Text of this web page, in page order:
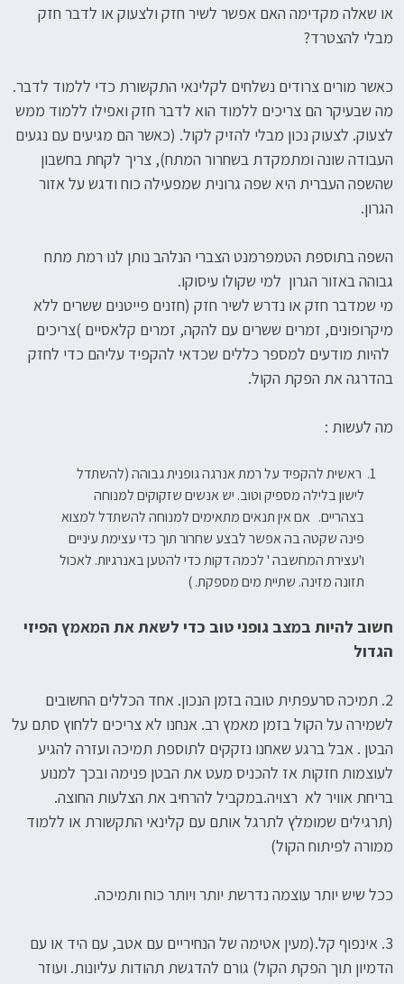
או שאלה מקדימה האם אפשר לשיר חזק ולצעוק או לדבר חזק
מבלי להצטרד?
כאשר מורים צרודים נשלחים לקלינאי התקשורת כדי ללמוד לדבר.
מה שבעיקר הם צריכים ללמוד הוא לדבר חזק ואפילו ללמוד ממש
לצעוק. לצעוק נכון מבלי להזיק לקול. (כאשר הם מגיעים עם נגעים
העבודה שונה ומתמקדת בשחרור המתח), צריך לקחת בחשבון
שהשפה העברית היא שפה גרונית שמפעילה כוח ודגש על אזור
הגרון.
השפה בתוספת הטמפרמנט הצברי הנלהב נותן לנו רמת מתח
גבוהה באזור הגרון למי שקולו עיסוקו.
מי שמדבר חזק או נדרש לשיר חזק (חזנים פייטנים ששרים ללא
מיקרופונים, זמרים ששרים עם להקה, זמרים קלאסיים )צריכים
להיות מודעים למספר כללים שכדאי להקפיד עליהם כדי לחזק
בהדרגה את הפקת הקול.
מה לעשות :
ראשית להקפיד על רמת אנרגה גופנית גבוהה (להשתדל
לישון בלילה מספיק וטוב. יש אנשים שזקוקים למנוחה
בצהריים. אם אין תנאים מתאימים למנוחה להשתדל למצוא
פינה שקטה בה אפשר לבצע שחרור תוך כדי עצימת עיניים
ו'עצירת המחשבה ' לכמה דקות כדי להטען באנרגיות. לאכול
תזונה מזינה. שתיית מים מספקת. )
חשוב להיות במצב גופני טוב כדי לשאת את המאמץ הפיזי
הגדול
2. תמיכה סרעפתית טובה בזמן הנכון. אחד הכללים החשובים
לשמירה על הקול בזמן מאמץ רב. אנחנו לא צריכים ללחוץ סתם על
הבטן . אבל ברגע שאחנו נזקקים לתוספת תמיכה ועזרה להגיע
לעוצמות חזקות אז להכניס מעט את הבטן פנימה ובכך למנוע
בריחת אוויר לא רצויה.במקביל להרחיב את הצלעות החוצה.
(תרגילים שמומלץ לתרגל אותם עם קלינאי התקשורת או ללמוד
ממורה לפיתוח הקול)
ככל שיש יותר עוצמה נדרשת יותר ויותר כוח ותמיכה.
3. אינפוף קל.(מעין אטימה של הנחיריים עם אטב, עם היד או עם
הדמיון תוך הפקת הקול) גורם להדגשת תהודות עליונות. ועוזר